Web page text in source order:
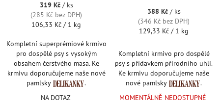
319 Kč / ks
(285 Kč bez DPH)
Měrná
106,33 Kč / 1 kg
Kompletní superprémiové krmivo
pro dospělé psy s vysokým
obsahem čerstvého masa. Ke
krmivu doporučujeme naše nové
pamlsky
.
NA DOTAZ
388 Kč / ks
(346 Kč bez DPH)
Měrná
129,33 Kč / 1 kg
Kompletní krmivo pro dospělé
psy s přídavkem přírodního uhlí.
Ke krmivu doporučujeme naše
nové pamlsky
.
MOMENTÁLNĚ NEDOSTUPNÉ